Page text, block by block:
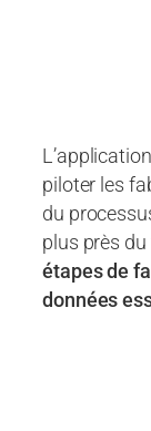
piloter les
du
plus près
étapes de
données